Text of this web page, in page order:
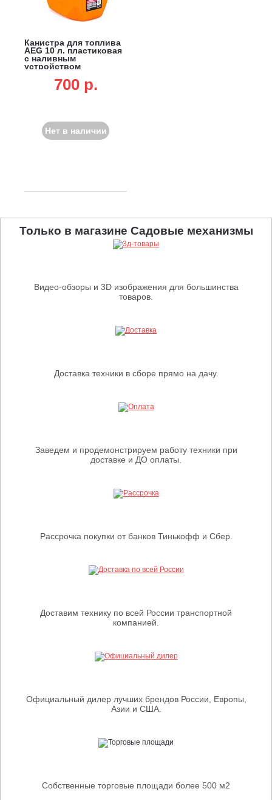
Канистра для топлива
AEG 10 л. пластиковая
с наливным
устройством
700 p.
Нет в наличии
Только в магазине Садовые механизмы
Видео-обзоры и 3D изображения для большинства
товаров.
Доставка техники в сборе прямо на дачу.
Заведем и продемонстрируем работу техники при
доставке и ДО оплаты.
Рассрочка покупки от банков Тинькофф и Сбер.
Доставим технику по всей России транспортной
компанией.
Официальный дилер лучших брендов России, Европы,
Азии и США.
Собственные торговые площади более 500 м2